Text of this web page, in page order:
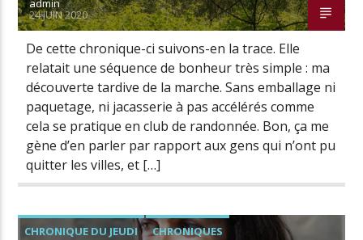
admin
24 JUIN 2020
De cette chronique-ci suivons-en la trace. Elle
relatait une séquence de bonheur très simple : ma
découverte tardive de la marche. Sans emballage ni
paquetage, ni jacasserie à pas accélérés comme
cela se pratique en club de randonnée. Bon, ça me
gène d’en parler par rapport aux gens qui n’ont pu
quitter les villes, et […]
CHRONIQUE DU JEUDI CHRONIQUES